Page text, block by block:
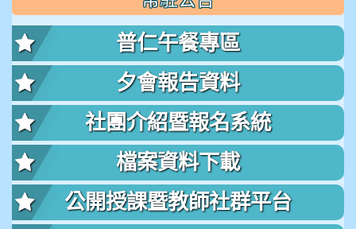
普仁午餐專區
夕會報告資料
社團介紹暨報名系統
檔案資料下載
公開授課暨教師社群平台